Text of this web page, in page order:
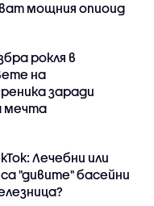
мощния опиоид
рокля в
на
заради
мечта
Лечебни или
"дивите" басейни